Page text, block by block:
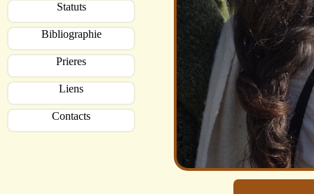
Statuts
Bibliographie
Prieres
Liens
Contacts